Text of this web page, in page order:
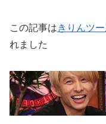
この記事はきりんツ
れました